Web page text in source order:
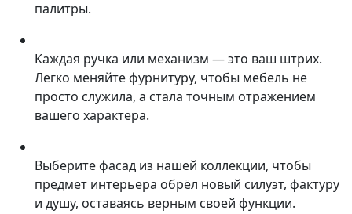
палитры.
Каждая ручка или механизм — это ваш штрих.
Легко меняйте фурнитуру, чтобы мебель не
просто служила, а стала точным отражением
вашего характера.
Выберите фасад из нашей коллекции, чтобы
предмет интерьера обрёл новый силуэт, фактуру
и душу, оставаясь верным своей функции.